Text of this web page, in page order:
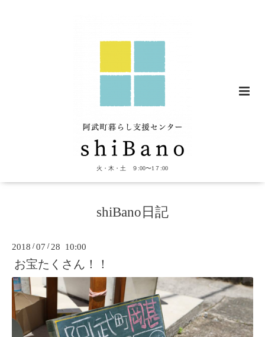
火・木・土 ９:00〜1７:00
shiBano日記
2018 /07 / 28 10:00
お宝たくさん！！